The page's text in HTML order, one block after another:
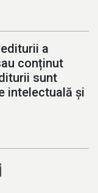
a
conținut
sunt
intelectuală și